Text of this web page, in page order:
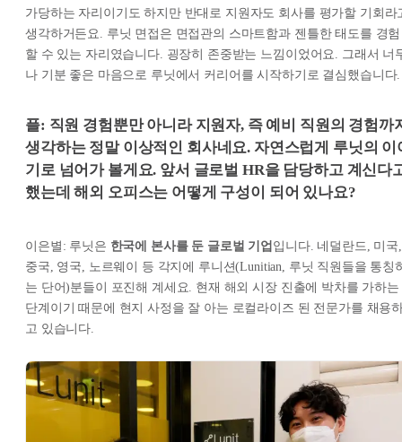
가당하는 자리이기도 하지만 반대로 지원자도 회사를 평가할 기회라
생각하거든요. 루닛 면접은 면접관의 스마트함과 젠틀한 태도를 경험
할 수 있는 자리였습니다. 굉장히 존중받는 느낌이었어요. 그래서 너
나 기분 좋은 마음으로 루닛에서 커리어를 시작하기로 결심했습니다.
플: 직원 경험뿐만 아니라 지원자, 즉 예비 직원의 경험까
생각하는 정말 이상적인 회사네요. 자연스럽게 루닛의 이
기로 넘어가 볼게요. 앞서 글로벌 HR을 담당하고 계신다
했는데 해외 오피스는 어떻게 구성이 되어 있나요?
이은별: 루닛은 한국에 본사를 둔 글로벌 기업 입니다. 네덜란드, 미국,
중국, 영국, 노르웨이 등 각지에 루니션(Lunitian, 루닛 직원들을 통칭
는 단어)분들이 포진해 계세요. 현재 해외 시장 진출에 박차를 가하는
단계이기 때문에 현지 사정을 잘 아는 로컬라이즈 된 전문가를 채용
고 있습니다.